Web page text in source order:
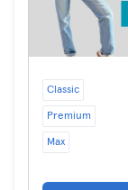
Classic
Premium
Max